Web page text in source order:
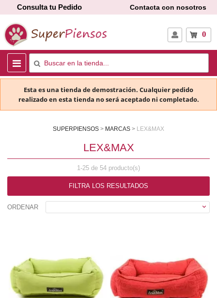
Consulta tu Pedido Contacta con nosotros
0
Esta es una tienda de demostración. Cualquier pedido
realizado en esta tienda no será aceptado ni completado.
SUPERPIENSOS MARCAS LEX&MAX
LEX&MAX
1-25 de 54 producto(s)
FILTRA LOS RESULTADOS
ORDENAR 